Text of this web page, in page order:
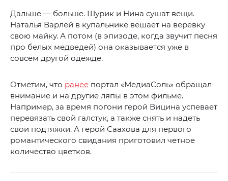
Дальше — больше. Шурик и Нина сушат вещи.
Наталья Варлей в купальнике вешает на веревку
свою майку. А потом (в эпизоде, когда звучит песня
про белых медведей) она оказывается уже в
совсем другой одежде.
Отметим, что ранее портал «МедиаСоль» обращал
внимание и на другие ляпы в этом фильме.
Например, за время погони герой Вицина успевает
перевязать свой галстук, а также снять и надеть
свои подтяжки. А герой Саахова для первого
романтического свидания приготовил четное
количество цветков.